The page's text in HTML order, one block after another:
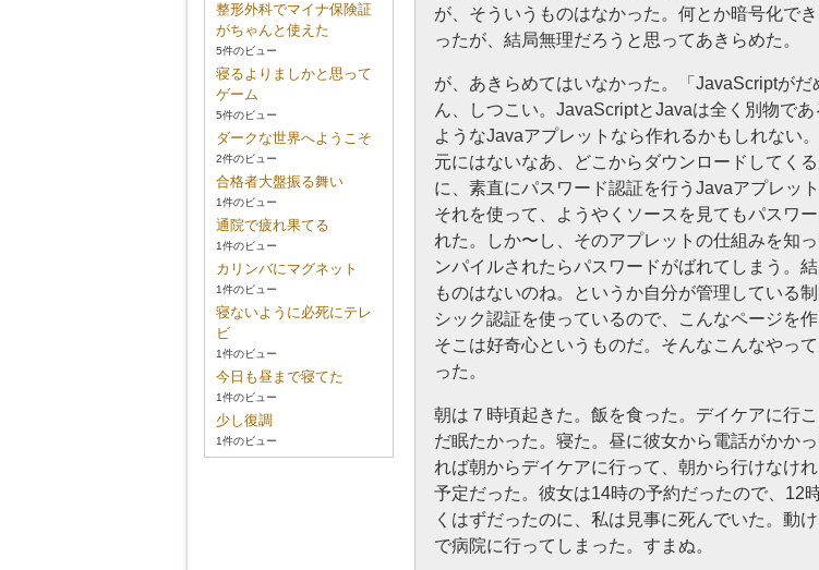
が、そういうものはなかった。何とか暗号化で
ったが、結局無理だろうと思ってあきらめた。
が、あきらめてはいなかった。「JavaScriptが
ん、しつこい。JavaScriptとJavaは全く別物で
ようなJavaアプレットなら作れるかもしれない
元にはないなあ、どこからダウンロードしてく
に、素直にパスワード認証を行うJavaアプレッ
それを使って、ようやくソースを見てもパスワ
れた。しか〜し、そのアプレットの仕組みを知
ンパイルされたらパスワードがばれてしまう。
ものはないのね。というか自分が管理している
シック認証を使っているので、こんなページを
そこは好奇心というものだ。そんなこんなやっ
った。
朝は７時頃起きた。飯を食った。デイケアに行
だ眠たかった。寝た。昼に彼女から電話がかか
れば朝からデイケアに行って、朝から行けなけ
予定だった。彼女は14時の予約だったので、12
くはずだったのに、私は見事に死んでいた。動
で病院に行ってしまった。すまぬ。
整形外科でマイナ保険証
がちゃんと使えた
5件のビュー
寝るよりましかと思って
ゲーム
5件のビュー
ダークな世界へようこそ
2件のビュー
合格者大盤振る舞い
1件のビュー
通院で疲れ果てる
1件のビュー
カリンバにマグネット
1件のビュー
寝ないように必死にテレ
ビ
1件のビュー
今日も昼まで寝てた
1件のビュー
少し復調
1件のビュー